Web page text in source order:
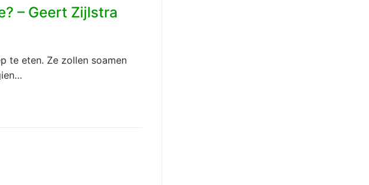
– Geert Zijlstra
te eten. Ze zollen soamen